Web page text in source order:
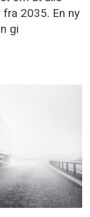
2035. En ny
gi